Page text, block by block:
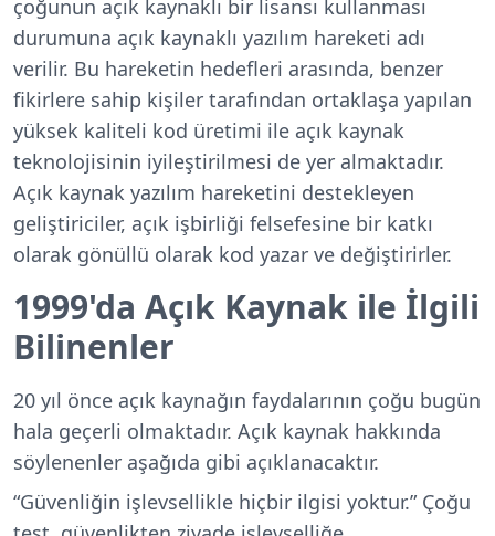
çoğunun açık kaynaklı bir lisansı kullanması
durumuna açık kaynaklı yazılım hareketi adı
verilir. Bu hareketin hedefleri arasında, benzer
fikirlere sahip kişiler tarafından ortaklaşa yapılan
yüksek kaliteli kod üretimi ile açık kaynak
teknolojisinin iyileştirilmesi de yer almaktadır.
Açık kaynak yazılım hareketini destekleyen
geliştiriciler, açık işbirliği felsefesine bir katkı
olarak gönüllü olarak kod yazar ve değiştirirler.
1999'da Açık Kaynak ile İlgili
Bilinenler
20 yıl önce açık kaynağın faydalarının çoğu bugün
hala geçerli olmaktadır. Açık kaynak hakkında
söylenenler aşağıda gibi açıklanacaktır.
“Güvenliğin işlevsellikle hiçbir ilgisi yoktur.” Çoğu